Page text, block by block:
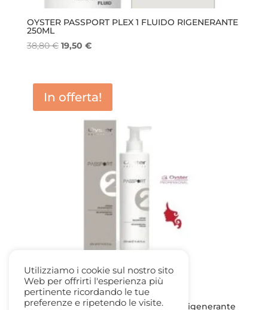
OYSTER PASSPORT PLEX 1 FLUIDO RIGENERANTE
250ML
38,80€ Il
era:
38,80 €.
19,50 €Il
è:
19,50 €.
In offerta!
OYSTER PASSPORT PLEX n.2 Crema Rigenerante
Utilizziamo i cookie sul nostro sito
Web per offrirti l'esperienza più
pertinente ricordando le tue
preferenze e ripetendo le visite.